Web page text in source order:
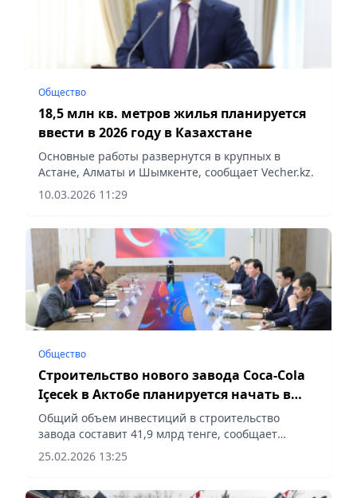
Общество
18,5 млн кв. метров жилья планируется
ввести в 2026 году в Казахстане
Основные работы развернутся в крупных в
Астане, Алматы и Шымкенте, сообщает Vecher.kz.
10.03.2026 11:29
Общество
Строительство нового завода Coca-Cola
Içecek в Актобе планируется начать в
апреле
Общий объем инвестиций в строительство
завода составит 41,9 млрд тенге, сообщает
Vecher.kz.
25.02.2026 13:25